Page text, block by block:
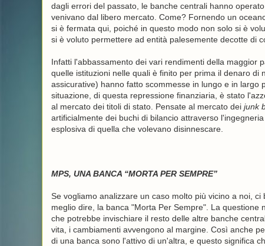
dagli errori del passato, le banche centrali hanno
venivano dal libero mercato. Come? Fornendo un
si è fermata qui, poiché in questo modo non solo si è
si è voluto permettere ad entità palesemente decotte di
Infatti l'abbassamento dei vari rendimenti della maggior
quelle istituzioni nelle quali è finito per prima il denaro
assicurative) hanno fatto scommesse in lungo e in
situazione, di questa repressione finanziaria, è stato
al mercato dei titoli di stato. Pensate al mercato dei junk
artificialmente dei buchi di bilancio attraverso
esplosiva di quella che volevano disinnescare.
MPS, UNA BANCA “MORTA PER SEMPRE”
Se vogliamo analizzare un caso molto più vicino a noi,
meglio dire, la banca "Morta Per Sempre". La
che potrebbe invischiare il resto delle altre banche
vita, i cambiamenti avvengono al margine. Così anche
di una banca sono l'attivo di un'altra, e questo significa